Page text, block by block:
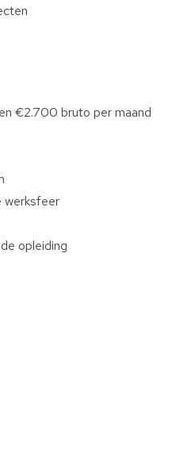
€2.700 bruto per maand
werksfeer
opleiding